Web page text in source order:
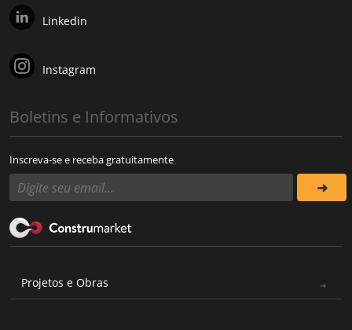
Linkedin
Instagram
Boletins e Informativos
Inscreva-se e receba gratuitamente
Projetos e Obras